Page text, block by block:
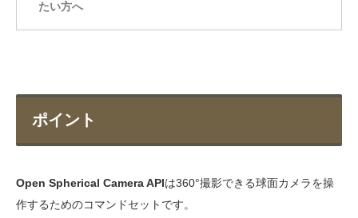
たい方へ
ポイント
Open Spherical Camera APIは360°撮影できる球面カメラを操
作するためのコマンドセットです。